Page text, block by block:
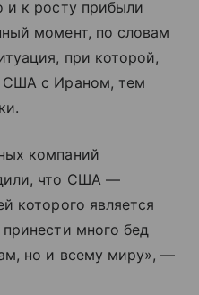
и к росту прибыли
момент, по словам
при которой,
США с Ираном, тем
компаний
что США —
которого является
много бед
но и всему миру», —